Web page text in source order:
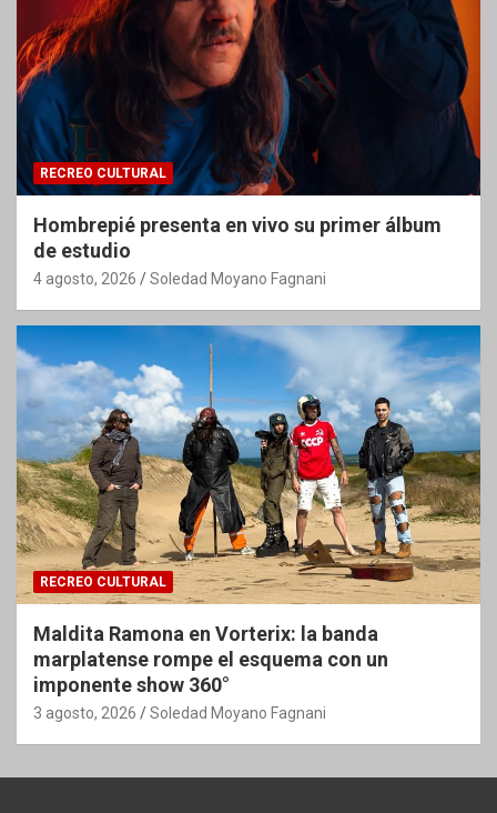
RECREO CULTURAL
Hombrepié presenta en vivo su primer álbum
de estudio
4 agosto, 2026 Soledad Moyano Fagnani
RECREO CULTURAL
Maldita Ramona en Vorterix: la banda
marplatense rompe el esquema con un
imponente show 360°
3 agosto, 2026 Soledad Moyano Fagnani